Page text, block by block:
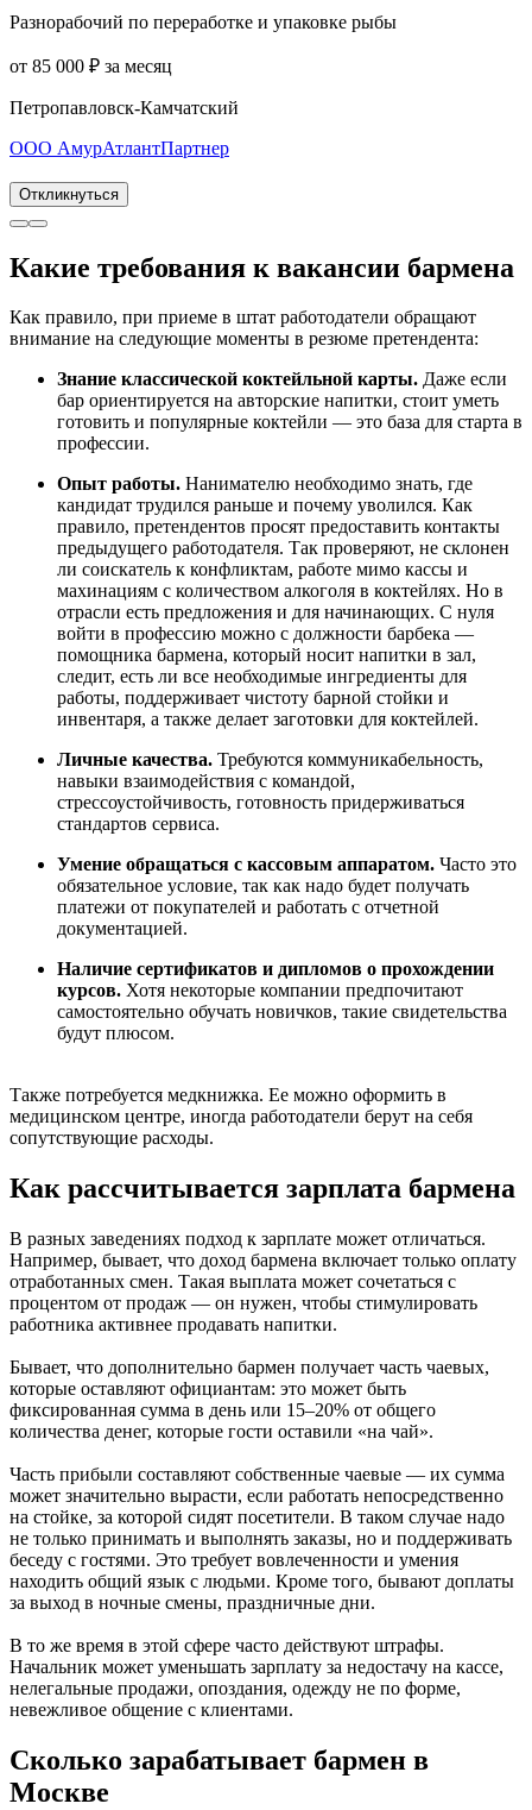
Разнорабочий по переработке и упаковке рыбы
от 85 000 ₽ за месяц
Петропавловск-Камчатский
ООО АмурАтлантПартнер
Откликнуться
Какие требования к вакансии бармена
Как правило, при приеме в штат работодатели обращают
внимание на следующие моменты в резюме претендента:
Знание классической коктейльной карты. Даже если
бар ориентируется на авторские напитки, стоит уметь
готовить и популярные коктейли — это база для старта в
профессии.
Опыт работы. Нанимателю необходимо знать, где
кандидат трудился раньше и почему уволился. Как
правило, претендентов просят предоставить контакты
предыдущего работодателя. Так проверяют, не склонен
ли соискатель к конфликтам, работе мимо кассы и
махинациям с количеством алкоголя в коктейлях. Но в
отрасли есть предложения и для начинающих. С нуля
войти в профессию можно с должности барбека —
помощника бармена, который носит напитки в зал,
следит, есть ли все необходимые ингредиенты для
работы, поддерживает чистоту барной стойки и
инвентаря, а также делает заготовки для коктейлей.
Личные качества. Требуются коммуникабельность,
навыки взаимодействия с командой,
стрессоустойчивость, готовность придерживаться
стандартов сервиса.
Умение обращаться с кассовым аппаратом. Часто это
обязательное условие, так как надо будет получать
платежи от покупателей и работать с отчетной
документацией.
Наличие сертификатов и дипломов о прохождении
курсов. Хотя некоторые компании предпочитают
самостоятельно обучать новичков, такие свидетельства
будут плюсом.
Также потребуется медкнижка. Ее можно оформить в
медицинском центре, иногда работодатели берут на себя
сопутствующие расходы.
Как рассчитывается зарплата бармена
В разных заведениях подход к зарплате может отличаться.
Например, бывает, что доход бармена включает только оплату
отработанных смен. Такая выплата может сочетаться с
процентом от продаж — он нужен, чтобы стимулировать
работника активнее продавать напитки.
Бывает, что дополнительно бармен получает часть чаевых,
которые оставляют официантам: это может быть
фиксированная сумма в день или 15–20% от общего
количества денег, которые гости оставили «на чай».
Часть прибыли составляют собственные чаевые — их сумма
может значительно вырасти, если работать непосредственно
на стойке, за которой сидят посетители. В таком случае надо
не только принимать и выполнять заказы, но и поддерживать
беседу с гостями. Это требует вовлеченности и умения
находить общий язык с людьми. Кроме того, бывают доплаты
за выход в ночные смены, праздничные дни.
В то же время в этой сфере часто действуют штрафы.
Начальник может уменьшать зарплату за недостачу на кассе,
нелегальные продажи, опоздания, одежду не по форме,
невежливое общение с клиентами.
Сколько зарабатывает бармен в
Москве